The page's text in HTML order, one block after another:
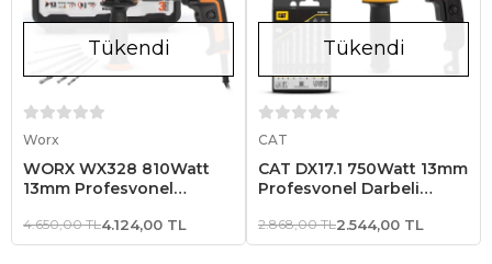
Tükendi
Worx
WORX WX328 810Watt
13mm Profesyonel
Uç
4.650,00 TL4.124,00 TL
Tükendi
CAT
CAT DX17.1 750Watt 13mm
Profesyonel Darbeli
Aksesuar
2.868,00 TL2.544,00 TL